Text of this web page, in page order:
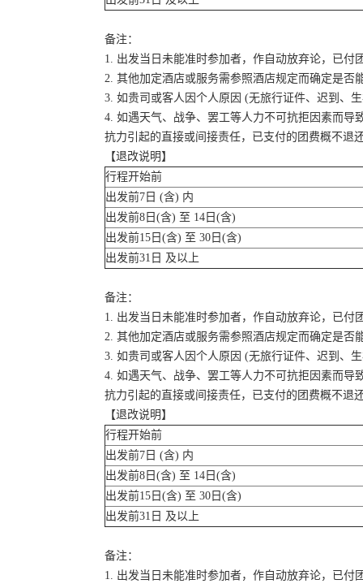
备注：
1. 出发当日未能准时参加者，作自动放弃论，已付
2. 其他加定酒店或服务需参照酒店规定而确定是否
3. 如贵司或客人因个人原因 (无旅行证件、迟到、
4. 如遇天气、战争、罢工等人力不可抗拒因素而
抗力引起的直接或间接责任，已支付的团费概不退
【退改说明】
行程开始前
出发前7日 (含) 内
出发前8日(含) 至 14日(含)
出发前15日(含) 至 30日(含)
出发前31日 及以上
备注：
1. 出发当日未能准时参加者，作自动放弃论，已付
2. 其他加定酒店或服务需参照酒店规定而确定是否
3. 如贵司或客人因个人原因 (无旅行证件、迟到、
4. 如遇天气、战争、罢工等人力不可抗拒因素而
抗力引起的直接或间接责任，已支付的团费概不退
【退改说明】
行程开始前
出发前7日 (含) 内
出发前8日(含) 至 14日(含)
出发前15日(含) 至 30日(含)
出发前31日 及以上
备注：
1. 出发当日未能准时参加者，作自动放弃论，已付